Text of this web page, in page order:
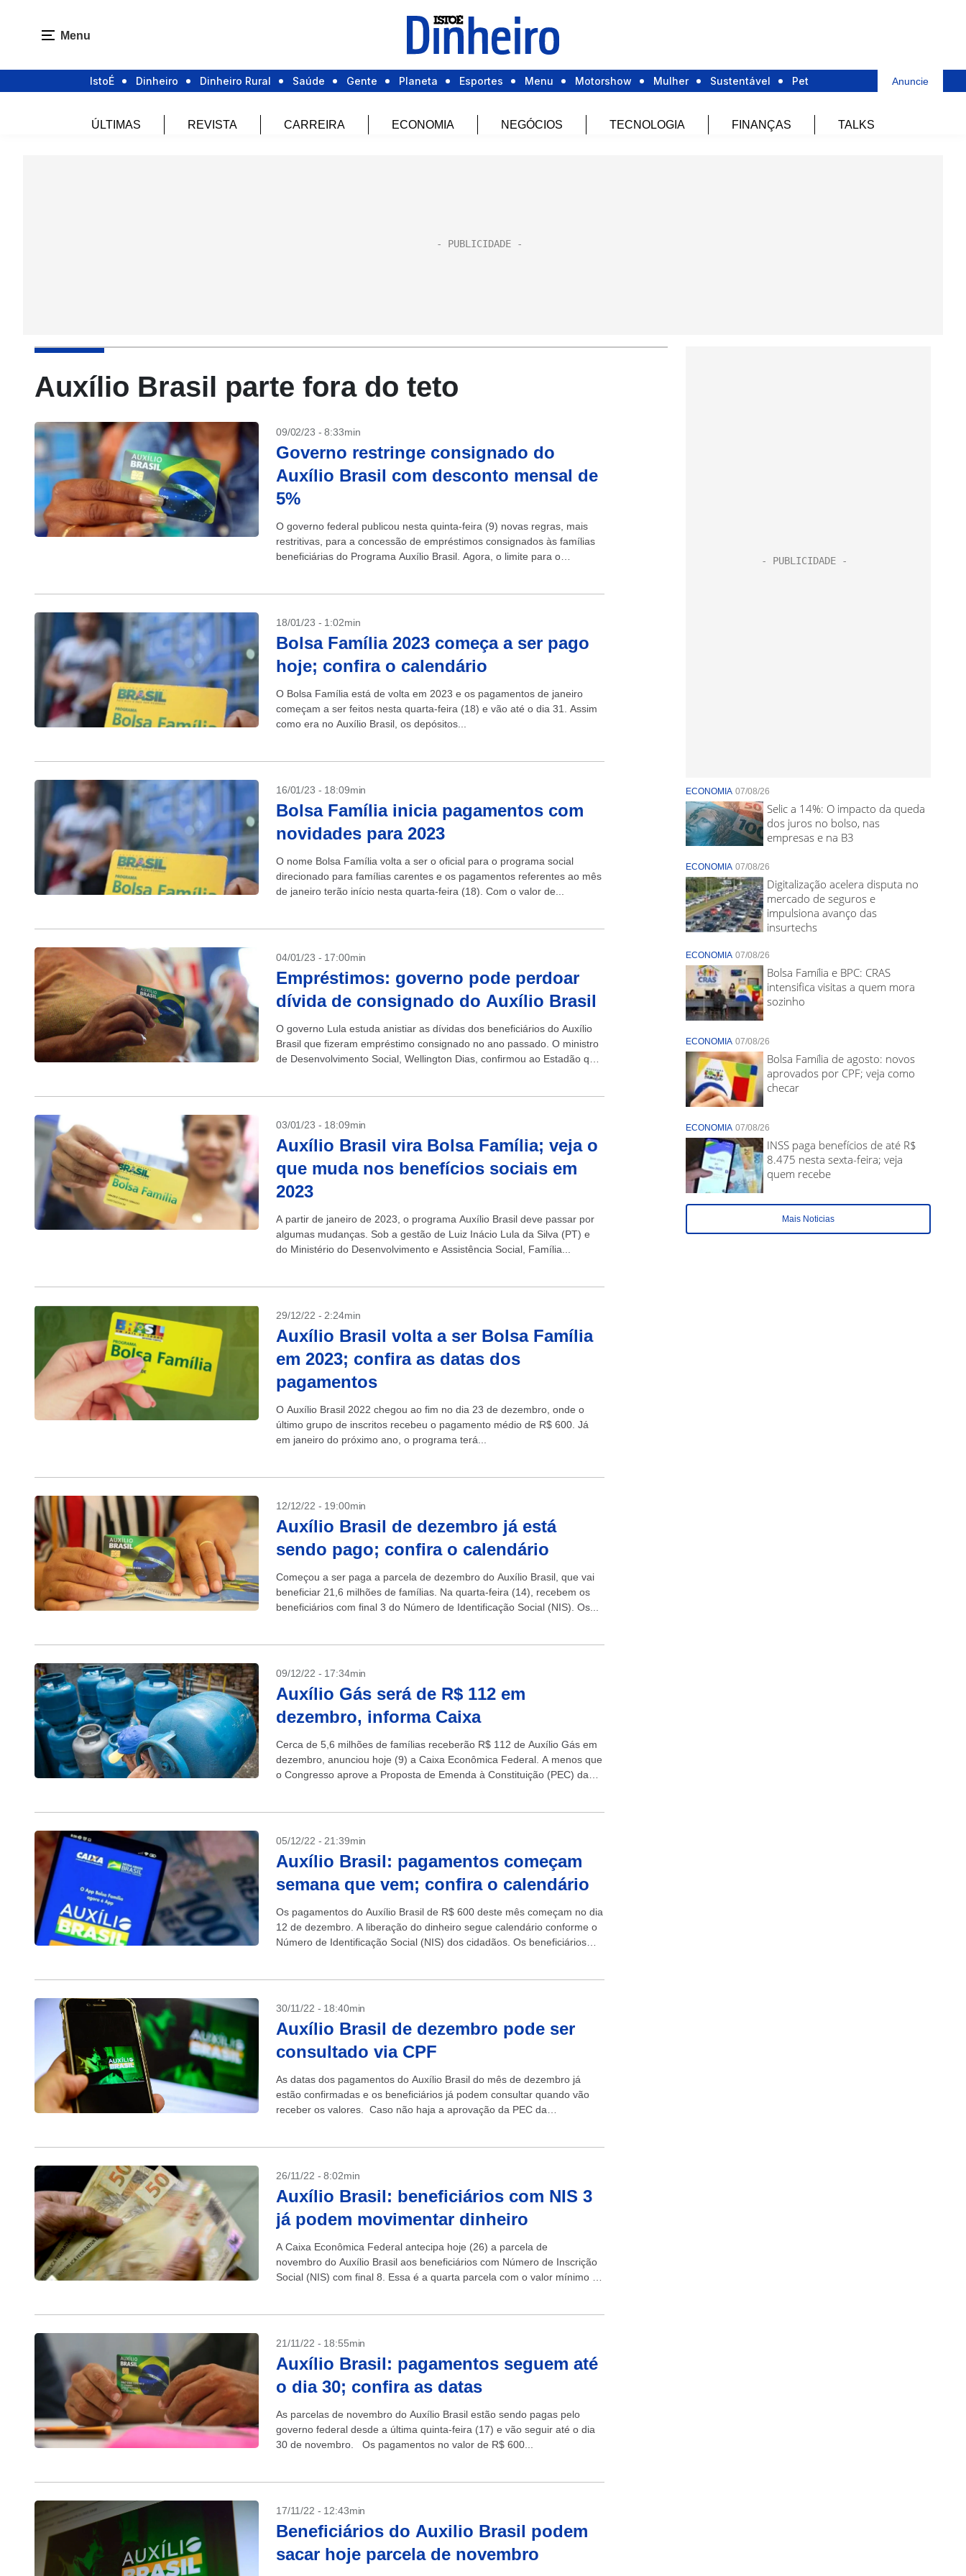
Menu
IstoÉ Dinheiro Dinheiro Rural Saúde Gente Planeta Esportes Menu Motorshow Mulher Sustentável Pet Anuncie
ÚLTIMAS REVISTA CARREIRA ECONOMIA NEGÓCIOS TECNOLOGIA FINANÇAS TALKS
Auxílio Brasil parte fora do teto
09/02/23 - 8:33min
Governo restringe consignado do
Auxílio Brasil com desconto mensal de
5%
O governo federal publicou nesta quinta-feira (9) novas regras, mais
restritivas, para a concessão de empréstimos consignados às famílias
beneficiárias do Programa Auxílio Brasil. Agora, o limite para o
18/01/23 - 1:02min
Bolsa Família 2023 começa a ser pago
hoje; confira o calendário
O Bolsa Família está de volta em 2023 e os pagamentos de janeiro
começam a ser feitos nesta quarta-feira (18) e vão até o dia 31. Assim
como era no Auxílio Brasil, os depósitos...
16/01/23 - 18:09min
Bolsa Família inicia pagamentos com
novidades para 2023
O nome Bolsa Família volta a ser o oficial para o programa social
direcionado para famílias carentes e os pagamentos referentes ao mês
de janeiro terão início nesta quarta-feira (18). Com o valor de...
04/01/23 - 17:00min
Empréstimos: governo pode perdoar
dívida de consignado do Auxílio Brasil
O governo Lula estuda anistiar as dívidas dos beneficiários do Auxílio
Brasil que fizeram empréstimo consignado no ano passado. O ministro
de Desenvolvimento Social, Wellington Dias, confirmou ao Estadão que
03/01/23 - 18:09min
Auxílio Brasil vira Bolsa Família; veja o
que muda nos benefícios sociais em
2023
A partir de janeiro de 2023, o programa Auxílio Brasil deve passar por
algumas mudanças. Sob a gestão de Luiz Inácio Lula da Silva (PT) e
do Ministério do Desenvolvimento e Assistência Social, Família...
29/12/22 - 2:24min
Auxílio Brasil volta a ser Bolsa Família
em 2023; confira as datas dos
pagamentos
O Auxílio Brasil 2022 chegou ao fim no dia 23 de dezembro, onde o
último grupo de inscritos recebeu o pagamento médio de R$ 600. Já
em janeiro do próximo ano, o programa terá...
12/12/22 - 19:00min
Auxílio Brasil de dezembro já está
sendo pago; confira o calendário
Começou a ser paga a parcela de dezembro do Auxílio Brasil, que vai
beneficiar 21,6 milhões de famílias. Na quarta-feira (14), recebem os
beneficiários com final 3 do Número de Identificação Social (NIS). Os...
09/12/22 - 17:34min
Auxílio Gás será de R$ 112 em
dezembro, informa Caixa
Cerca de 5,6 milhões de famílias receberão R$ 112 de Auxílio Gás em
dezembro, anunciou hoje (9) a Caixa Econômica Federal. A menos que
o Congresso aprove a Proposta de Emenda à Constituição (PEC) da
05/12/22 - 21:39min
Auxílio Brasil: pagamentos começam
semana que vem; confira o calendário
Os pagamentos do Auxílio Brasil de R$ 600 deste mês começam no dia
12 de dezembro. A liberação do dinheiro segue calendário conforme o
Número de Identificação Social (NIS) dos cidadãos. Os beneficiários
30/11/22 - 18:40min
Auxílio Brasil de dezembro pode ser
consultado via CPF
As datas dos pagamentos do Auxílio Brasil do mês de dezembro já
estão confirmadas e os beneficiários já podem consultar quando vão
receber os valores. Caso não haja a aprovação da PEC da
26/11/22 - 8:02min
Auxílio Brasil: beneficiários com NIS 3
já podem movimentar dinheiro
A Caixa Econômica Federal antecipa hoje (26) a parcela de
novembro do Auxílio Brasil aos beneficiários com Número de Inscrição
Social (NIS) com final 8. Essa é a quarta parcela com o valor mínimo de
21/11/22 - 18:55min
Auxílio Brasil: pagamentos seguem até
o dia 30; confira as datas
As parcelas de novembro do Auxílio Brasil estão sendo pagas pelo
governo federal desde a última quinta-feira (17) e vão seguir até o dia
30 de novembro. Os pagamentos no valor de R$ 600...
17/11/22 - 12:43min
Beneficiários do Auxilio Brasil podem
sacar hoje parcela de novembro
ECONOMIA 07/08/26
Selic a 14%: O impacto da queda
dos juros no bolso, nas
empresas e na B3
ECONOMIA 07/08/26
Digitalização acelera disputa no
mercado de seguros e
impulsiona avanço das
insurtechs
ECONOMIA 07/08/26
Bolsa Família e BPC: CRAS
intensifica visitas a quem mora
sozinho
ECONOMIA 07/08/26
Bolsa Família de agosto: novos
aprovados por CPF; veja como
checar
ECONOMIA 07/08/26
INSS paga benefícios de até R$
8.475 nesta sexta-feira; veja
quem recebe
Mais Noticias